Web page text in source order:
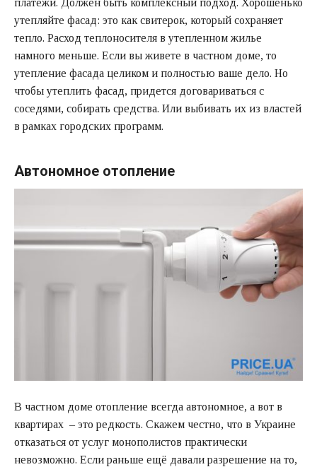
платежи. Должен быть комплексный подход. Хорошенько
утепляйте фасад: это как свитерок, который сохраняет
тепло. Расход теплоносителя в утепленном жилье
намного меньше. Если вы живете в частном доме, то
утепление фасада целиком и полностью ваше дело. Но
чтобы утеплить фасад, придется договариваться с
соседями, собирать средства. Или выбивать их из властей
в рамках городских программ.
Автономное отопление
В частном доме отопление всегда автономное, а вот в
квартирах – это редкость. Скажем честно, что в Украине
отказаться от услуг монополистов практически
невозможно. Если раньше ещё давали разрешение на то,